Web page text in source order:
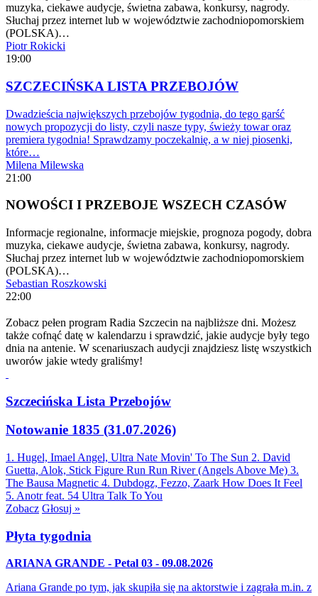
muzyka, ciekawe audycje, świetna zabawa, konkursy, nagrody.
Słuchaj przez internet lub w województwie zachodniopomorskiem
(POLSKA)…
Piotr Rokicki
19:00
SZCZECIŃSKA LISTA PRZEBOJÓW
Dwadzieścia największych przebojów tygodnia, do tego garść
nowych propozycji do listy, czyli nasze typy, świeży towar oraz
premiera tygodnia! Sprawdzamy poczekalnię, a w niej piosenki,
które…
Milena Milewska
21:00
NOWOŚCI I PRZEBOJE WSZECH CZASÓW
Informacje regionalne, informacje miejskie, prognoza pogody, dobra
muzyka, ciekawe audycje, świetna zabawa, konkursy, nagrody.
Słuchaj przez internet lub w województwie zachodniopomorskiem
(POLSKA)…
Sebastian Roszkowski
22:00
Zobacz pełen program Radia Szczecin na najbliższe dni. Możesz
także cofnąć datę w kalendarzu i sprawdzić, jakie audycje były tego
dnia na antenie. W scenariuszach audycji znajdziesz listę wszystkich
uworów jakie wtedy graliśmy!
Szczecińska Lista Przebojów
Notowanie 1835 (31.07.2026)
1. Hugel, Imael Angel, Ultra Nate Movin' To The Sun 2. David
Guetta, Alok, Stick Figure Run Run River (Angels Above Me) 3.
The Bausa Magnetic 4. Dubdogz, Fezzo, Zaark How Does It Feel
5. Anotr feat. 54 Ultra Talk To You
Zobacz Głosuj »
Płyta tygodnia
ARIANA GRANDE - Petal 03 - 09.08.2026
Ariana Grande po tym, jak skupiła się na aktorstwie i zagrała m.in. z